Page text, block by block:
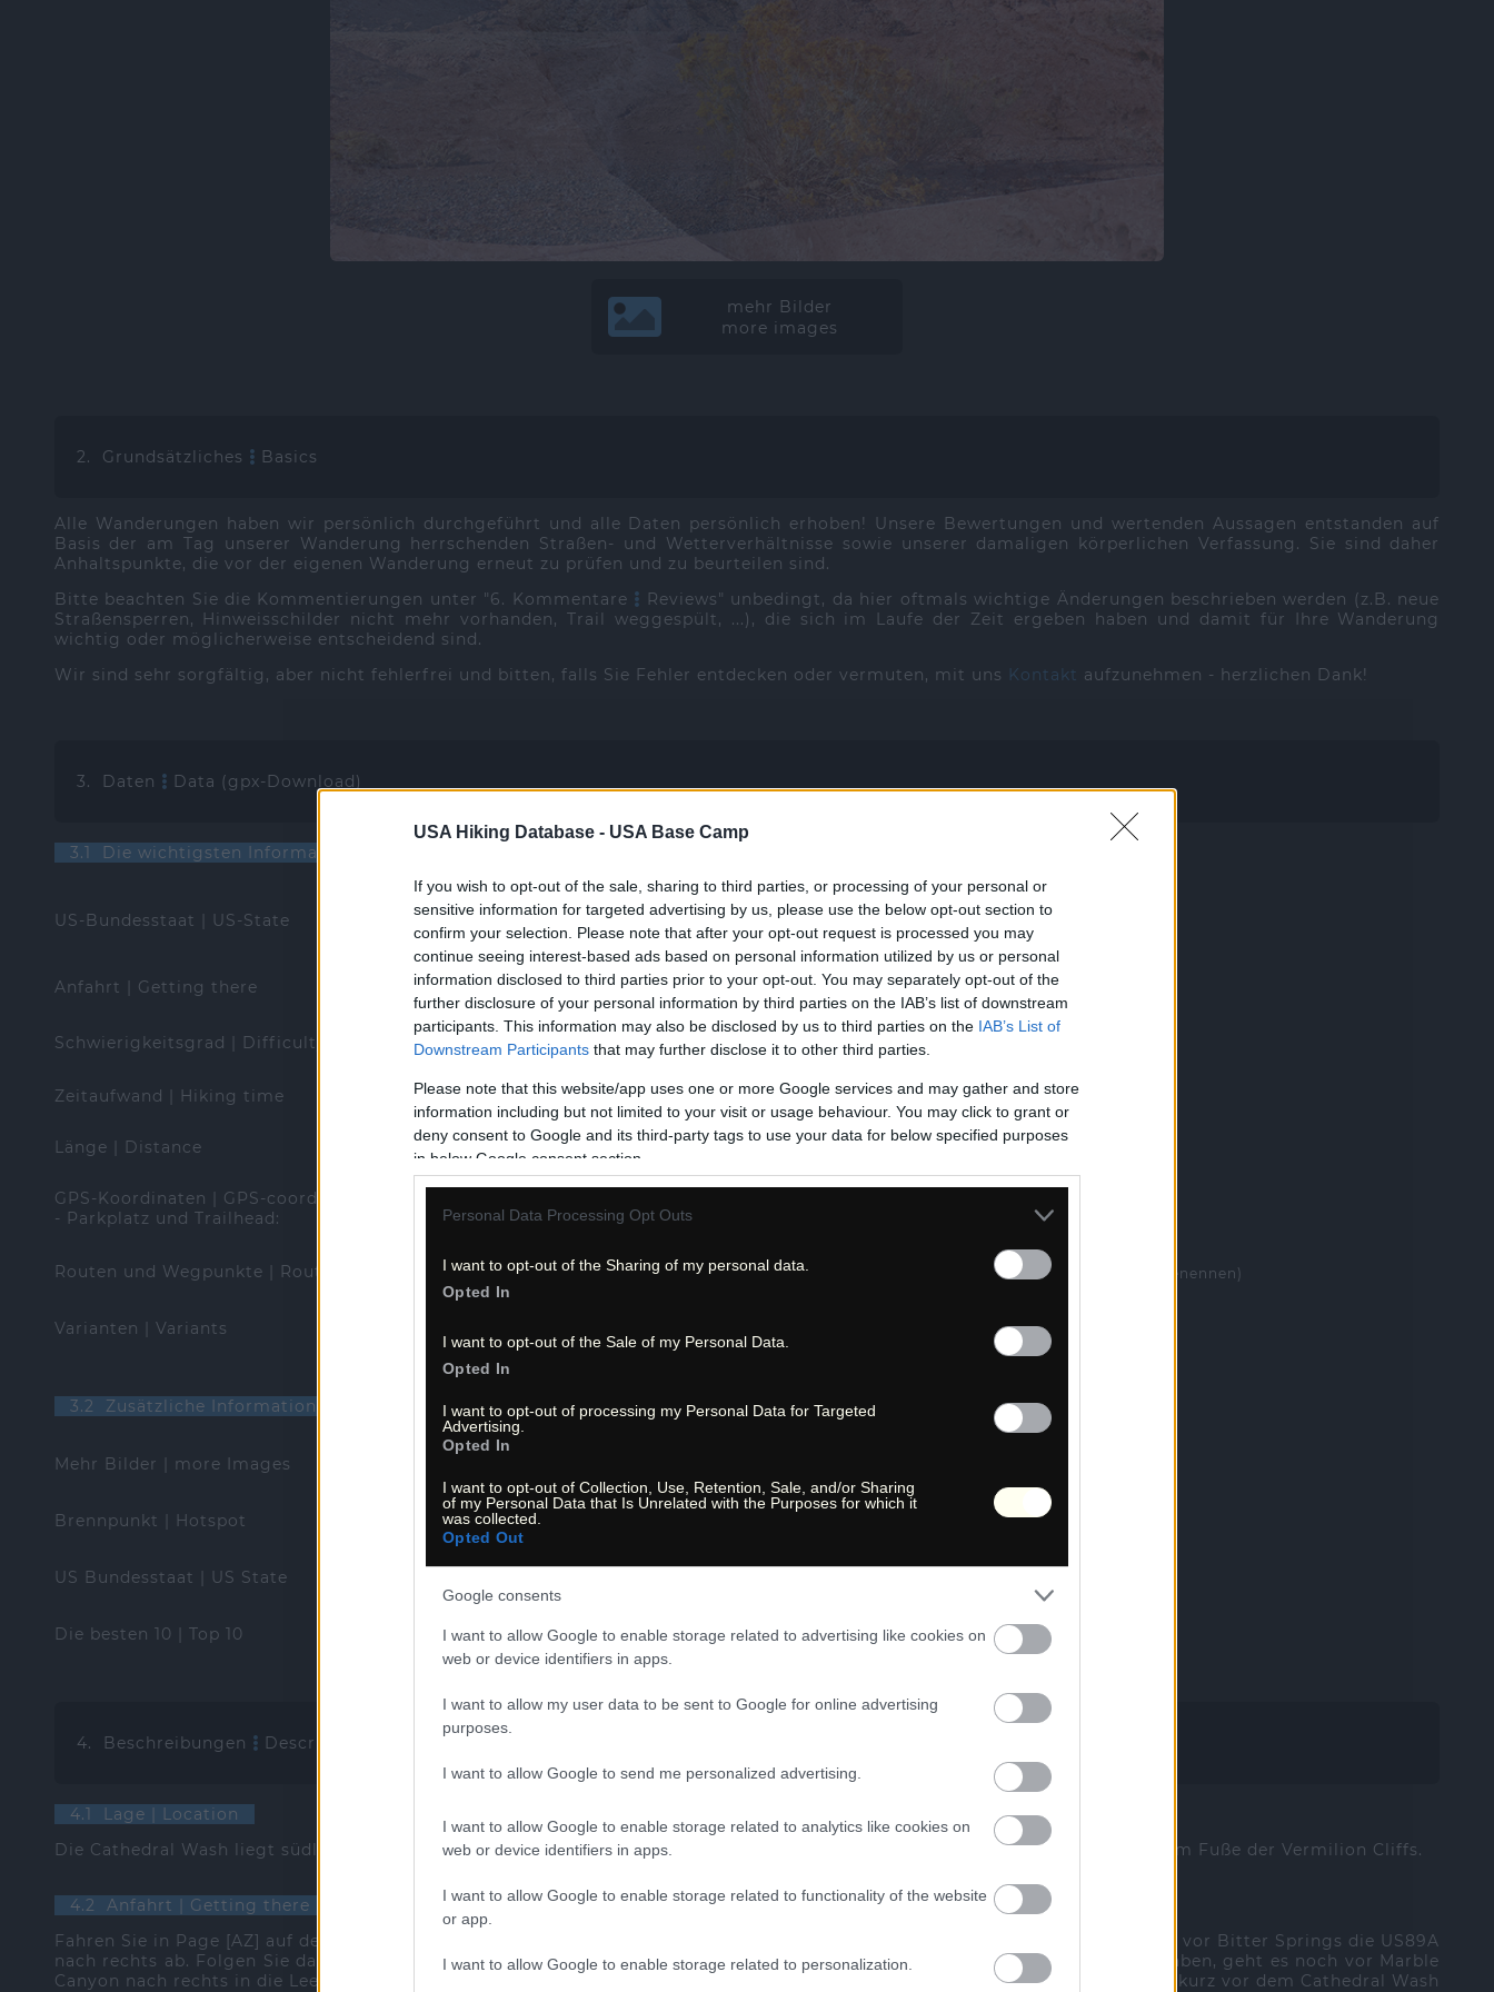
USA Hiking Database - USA Base Camp
If you wish to opt-out of the sale, sharing to third parties, or processing of your personal or
sensitive information for targeted advertising by us, please use the below opt-out section to
confirm your selection. Please note that after your opt-out request is processed you may
continue seeing interest-based ads based on personal information utilized by us or personal
information disclosed to third parties prior to your opt-out. You may separately opt-out of the
further disclosure of your personal information by third parties on the IAB’s list of downstream
participants. This information may also be disclosed by us to third parties on the IAB’s List of
Downstream Participants that may further disclose it to other third parties.
Please note that this website/app uses one or more Google services and may gather and store
information including but not limited to your visit or usage behaviour. You may click to grant or
deny consent to Google and its third-party tags to use your data for below specified purposes
in below Google consent section.
Personal Data Processing Opt Outs
I want to opt-out of the Sharing of my personal data.
Opted In
I want to opt-out of the Sale of my Personal Data.
Opted In
I want to opt-out of processing my Personal Data for Targeted
Advertising.
Opted In
I want to opt-out of Collection, Use, Retention, Sale, and/or Sharing
of my Personal Data that Is Unrelated with the Purposes for which it
was collected.
Opted Out
Google consents
I want to allow Google to enable storage related to advertising like cookies on
web or device identifiers in apps.
I want to allow my user data to be sent to Google for online advertising
purposes.
I want to allow Google to send me personalized advertising.
I want to allow Google to enable storage related to analytics like cookies on
web or device identifiers in apps.
I want to allow Google to enable storage related to functionality of the website
or app.
I want to allow Google to enable storage related to personalization.
mehr Bilder
more images
2. Grundsätzliches Basics
Alle Wanderungen haben wir persönlich durchgeführt und alle Daten persönlich erhoben! Unsere Bewertungen und wertenden Aussagen entstanden auf
Basis der am Tag unserer Wanderung herrschenden Straßen- und Wetterverhältnisse sowie unserer damaligen körperlichen Verfassung. Sie sind daher
Anhaltspunkte, die vor der eigenen Wanderung erneut zu prüfen und zu beurteilen sind.
Bitte beachten Sie die Kommentierungen unter "6. Kommentare
Reviews" unbedingt, da hier oftmals wichtige Änderungen beschrieben werden (z.B. neue
Straßensperren, Hinweisschilder nicht mehr vorhanden, Trail weggespült, ...), die sich im Laufe der Zeit ergeben haben und damit für Ihre Wanderung
wichtig oder möglicherweise entscheidend sind.
Wir sind sehr sorgfältig, aber nicht fehlerfrei und bitten, falls Sie Fehler entdecken oder vermuten, mit uns Kontakt aufzunehmen - herzlichen Dank!
3. Daten Data (gpx-Download)
3.1 Die wichtigsten Informationen | The most important information
US-Bundesstaat | US-State Arizona [AZ]
Anfahrt | Getting there PKW | Car
Schwierigkeitsgrad | Difficulty leicht | easy
Zeitaufwand | Hiking time 1 - 1,5 Stunden
Länge | Distance 2,14 Meilen = 3,44 km
GPS-Koordinaten | GPS-coordinates (WGS84)
- Parkplatz und Trailhead:
Routen und Wegpunkte | Routes and waypoints (*.gpx) Download *.gpx (falls .xml, dann nach .gpx umbenennen)
Varianten | Variants nicht verfügbar | not available
3.2 Zusätzliche Informationen | Additional information
Mehr Bilder | more Images
Brennpunkt | Hotspot Hiking Hotspot: Page [AZ] | Kanab [UT]
US Bundesstaat | US State
Die besten 10 | Top 10 nicht verfügbar | not available
4. Beschreibungen Descriptions
4.1 Lage | Location
Die Cathedral Wash liegt südlich von Page und nördlich von Bitter Springs [AZ] in der Glen Canyon National Recreation Area am Fuße der Vermilion Cliffs.
4.2 Anfahrt | Getting there
Fahren Sie in Page [AZ] auf der US89 nach Süden. Nachdem Sie durch Felsen hinunter ins Tal des Colorado kommen, geht kurz vor Bitter Springs die US89A
nach rechts ab. Folgen Sie dann der US89A 15,7 Meilen nach Norden. Nachdem Sie über die Brücke den Colorado überquert haben, geht es noch vor Marble
Canyon nach rechts in die Lees Ferry Road. Folgen Sie dieser Strasse 1,33 Meilen, aber vergessen Sie nicht, am Automaten, der kurz vor dem Cathedral Wash